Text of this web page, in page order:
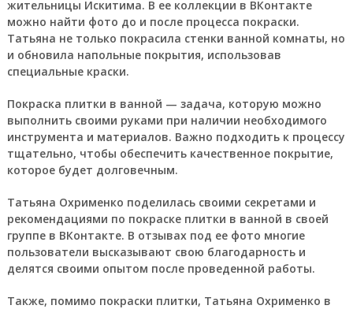
жительницы Искитима. В ее коллекции в ВКонтакте
можно найти фото до и после процесса покраски.
Татьяна не только покрасила стенки ванной комнаты, но
и обновила напольные покрытия, использовав
специальные краски.
Покраска плитки в ванной — задача, которую можно
выполнить своими руками при наличии необходимого
инструмента и материалов. Важно подходить к процессу
тщательно, чтобы обеспечить качественное покрытие,
которое будет долговечным.
Татьяна Охрименко поделилась своими секретами и
рекомендациями по покраске плитки в ванной в своей
группе в ВКонтакте. В отзывах под ее фото многие
пользователи высказывают свою благодарность и
делятся своими опытом после проведенной работы.
Также, помимо покраски плитки, Татьяна Охрименко в